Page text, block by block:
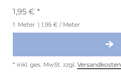
1,95 € *
1 Meter | 1,95 € / Meter
* inkl. ges. MwSt. zzgl. Versandkosten